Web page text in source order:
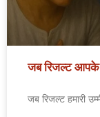
जब रिजल्ट आपके
जब रिजल्ट हमारी